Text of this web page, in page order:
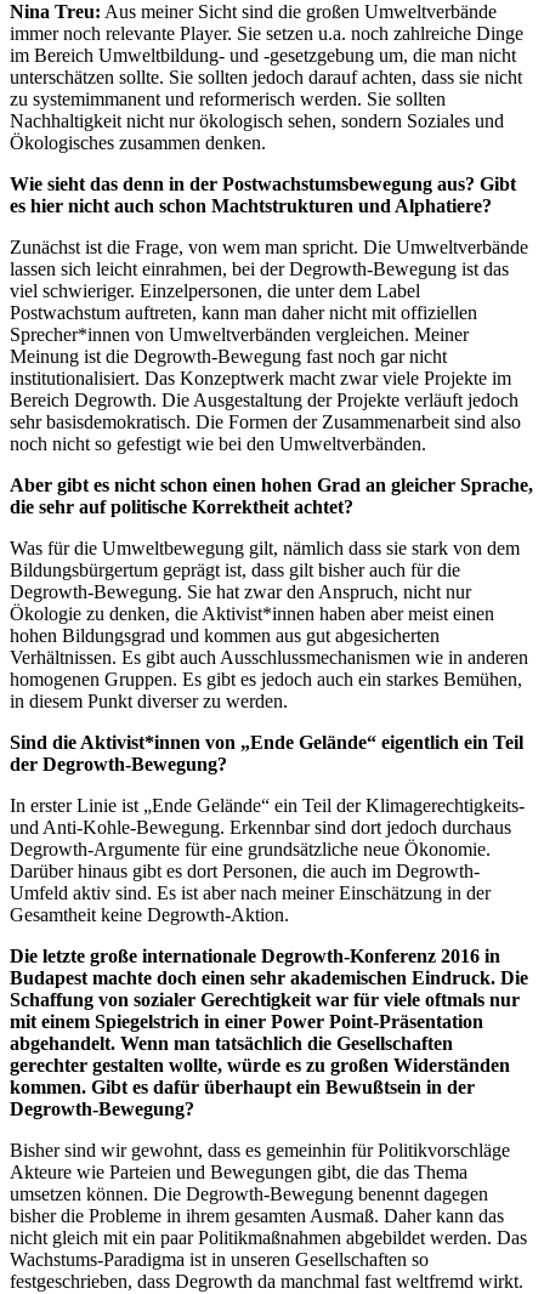
Nina Treu: Aus meiner Sicht sind die großen Umweltverbände
immer noch relevante Player. Sie setzen u.a. noch zahlreiche Dinge
im Bereich Umweltbildung- und -gesetzgebung um, die man nicht
unterschätzen sollte. Sie sollten jedoch darauf achten, dass sie nicht
zu systemimmanent und reformerisch werden. Sie sollten
Nachhaltigkeit nicht nur ökologisch sehen, sondern Soziales und
Ökologisches zusammen denken.
Wie sieht das denn in der Postwachstumsbewegung aus? Gibt
es hier nicht auch schon Machtstrukturen und Alphatiere?
Zunächst ist die Frage, von wem man spricht. Die Umweltverbände
lassen sich leicht einrahmen, bei der Degrowth-Bewegung ist das
viel schwieriger. Einzelpersonen, die unter dem Label
Postwachstum auftreten, kann man daher nicht mit offiziellen
Sprecher*innen von Umweltverbänden vergleichen. Meiner
Meinung ist die Degrowth-Bewegung fast noch gar nicht
institutionalisiert. Das Konzeptwerk macht zwar viele Projekte im
Bereich Degrowth. Die Ausgestaltung der Projekte verläuft jedoch
sehr basisdemokratisch. Die Formen der Zusammenarbeit sind also
noch nicht so gefestigt wie bei den Umweltverbänden.
Aber gibt es nicht schon einen hohen Grad an gleicher Sprache,
die sehr auf politische Korrektheit achtet?
Was für die Umweltbewegung gilt, nämlich dass sie stark von dem
Bildungsbürgertum geprägt ist, dass gilt bisher auch für die
Degrowth-Bewegung. Sie hat zwar den Anspruch, nicht nur
Ökologie zu denken, die Aktivist*innen haben aber meist einen
hohen Bildungsgrad und kommen aus gut abgesicherten
Verhältnissen. Es gibt auch Ausschlussmechanismen wie in anderen
homogenen Gruppen. Es gibt es jedoch auch ein starkes Bemühen,
in diesem Punkt diverser zu werden.
Sind die Aktivist*innen von „Ende Gelände“ eigentlich ein Teil
der Degrowth-Bewegung?
In erster Linie ist „Ende Gelände“ ein Teil der Klimagerechtigkeits-
und Anti-Kohle-Bewegung. Erkennbar sind dort jedoch durchaus
Degrowth-Argumente für eine grundsätzliche neue Ökonomie.
Darüber hinaus gibt es dort Personen, die auch im Degrowth-
Umfeld aktiv sind. Es ist aber nach meiner Einschätzung in der
Gesamtheit keine Degrowth-Aktion.
Die letzte große internationale Degrowth-Konferenz 2016 in
Budapest machte doch einen sehr akademischen Eindruck. Die
Schaffung von sozialer Gerechtigkeit war für viele oftmals nur
mit einem Spiegelstrich in einer Power Point-Präsentation
abgehandelt. Wenn man tatsächlich die Gesellschaften
gerechter gestalten wollte, würde es zu großen Widerständen
kommen. Gibt es dafür überhaupt ein Bewußtsein in der
Degrowth-Bewegung?
Bisher sind wir gewohnt, dass es gemeinhin für Politikvorschläge
Akteure wie Parteien und Bewegungen gibt, die das Thema
umsetzen können. Die Degrowth-Bewegung benennt dagegen
bisher die Probleme in ihrem gesamten Ausmaß. Daher kann das
nicht gleich mit ein paar Politikmaßnahmen abgebildet werden. Das
Wachstums-Paradigma ist in unseren Gesellschaften so
festgeschrieben, dass Degrowth da manchmal fast weltfremd wirkt.